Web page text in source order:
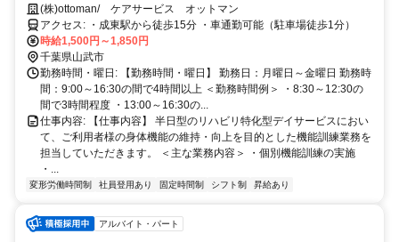
士 (株)ottoman/ ケアサービス オットマン
アクセス: ・成東駅から徒歩15分 ・車通勤可能（駐車場徒歩1分）
時給1,500円～1,850円
千葉県山武市
勤務時間・曜日: 【勤務時間・曜日】 勤務日：月曜日～金曜日 勤務時
間：9:00～16:30の間で4時間以上 ＜勤務時間例＞ ・8:30～12:30の
間で3時間程度 ・13:00～16:30の...
仕事内容: 【仕事内容】 半日型のリハビリ特化型デイサービスにおい
て、ご利用者様の身体機能の維持・向上を目的とした機能訓練業務を
担当していただきます。 ＜主な業務内容＞ ・個別機能訓練の実施
・...
変形労働時間制 社員登用あり 固定時間制 シフト制 昇給あり
アルバイト・パート